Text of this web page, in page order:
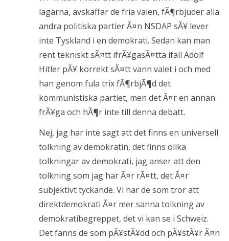
lagarna, avskaffar de fria valen, fÃ¶rbjuder alla
andra politiska partier Ã¤n NSDAP sÃ¥ lever
inte Tyskland i en demokrati. Sedan kan man
rent tekniskt sÃ¤tt ifrÃ¥gasÃ¤tta ifall Adolf
Hitler pÃ¥ korrekt sÃ¤tt vann valet i och med
han genom fula trix fÃ¶rbjÃ¶d det
kommunistiska partiet, men det Ã¤r en annan
frÃ¥ga och hÃ¶r inte till denna debatt.
Nej, jag har inte sagt att det finns en universell
tolkning av demokratin, det finns olika
tolkningar av demokrati, jag anser att den
tolkning som jag har Ã¤r rÃ¤tt, det Ã¤r
subjektivt tyckande. Vi har de som tror att
direktdemokrati Ã¤r mer sanna tolkning av
demokratibegreppet, det vi kan se i Schweiz.
Det fanns de som pÃ¥stÃ¥dd och pÃ¥stÃ¥r Ã¤n